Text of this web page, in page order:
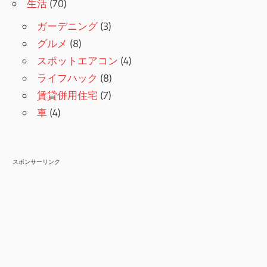
生活 (70)
ガーデニング(3)
グルメ (8)
スポットエアコン (4)
ライフハック (8)
賃貸併用住宅 (7)
車 (4)
スポンサーリンク